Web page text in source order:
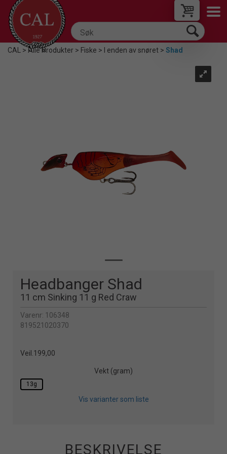
CAL >Alle Produkter>Fiske> I enden av snøret>Shad
Headbanger Shad
11 cm Sinking 11 g Red Craw
Varenr: 106348
819521020370
Veil. 199,00
Vekt (gram)
13g
Vis varianter som liste
BESKRIVELSE